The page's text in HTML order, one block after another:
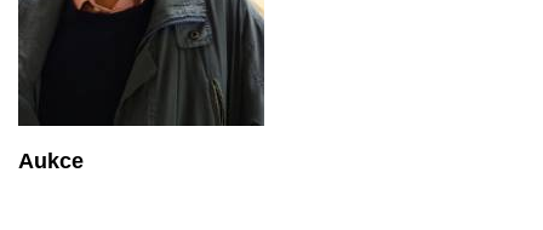
Aukce